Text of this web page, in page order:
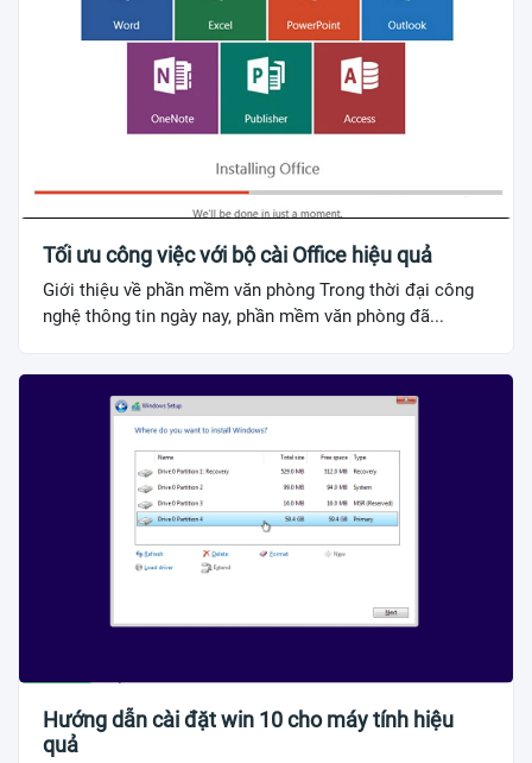
Tối ưu công việc với bộ cài Office hiệu quả
Giới thiệu về phần mềm văn phòng Trong thời đại công
nghệ thông tin ngày nay, phần mềm văn phòng đã...
Hướng dẫn cài đặt win 10 cho máy tính hiệu
quả